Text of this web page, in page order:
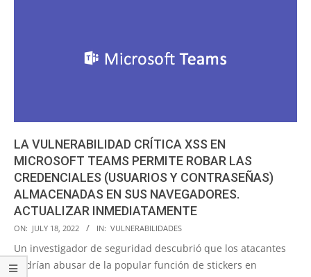
LA VULNERABILIDAD CRÍTICA XSS EN
MICROSOFT TEAMS PERMITE ROBAR LAS
CREDENCIALES (USUARIOS Y CONTRASEÑAS)
ALMACENADAS EN SUS NAVEGADORES.
ACTUALIZAR INMEDIATAMENTE
2022-
07-
18
ON: JULY 18, 2022 IN: VULNERABILIDADES
Un investigador de seguridad descubrió que los atacantes
podrían abusar de la popular función de stickers en